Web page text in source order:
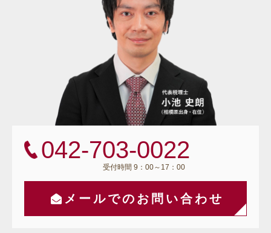
042-703-0022
受付時間 9：00～17：00
メールでのお問い合わせ